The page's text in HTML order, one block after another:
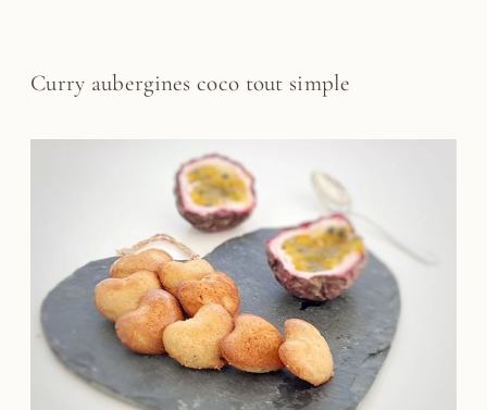
Curry aubergines coco tout simple